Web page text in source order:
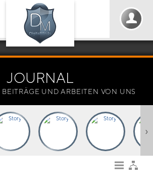
JOURNAL
UND ARBEITEN VON UNS
›